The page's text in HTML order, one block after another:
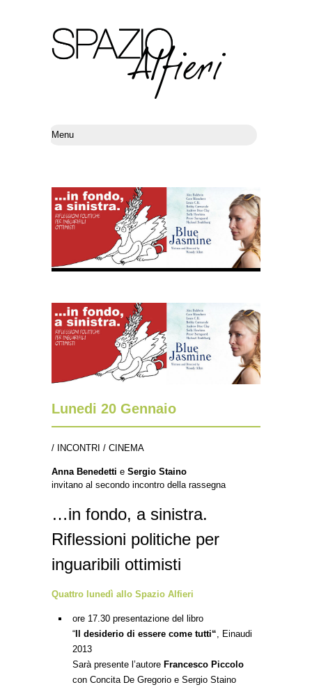
Lunedi 20 Gennaio
/ INCONTRI / CINEMA
Anna Benedetti e Sergio Staino
invitano al secondo incontro della rassegna
…in fondo, a sinistra.
Riflessioni politiche per
inguaribili ottimisti
Quattro lunedì allo Spazio Alfieri
ore 17.30 presentazione del libro
“Il desiderio di essere come tutti“ , Einaudi
2013
Sarà presente l’autore Francesco Piccolo
con Concita De Gregorio e Sergio Staino